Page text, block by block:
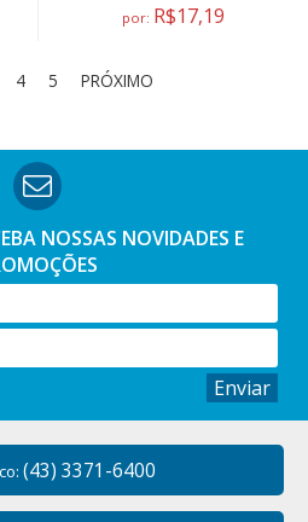
por: R$17,19
4 5 PRÓXIMO
NOSSAS NOVIDADES E
Enviar
(43) 3371-6400